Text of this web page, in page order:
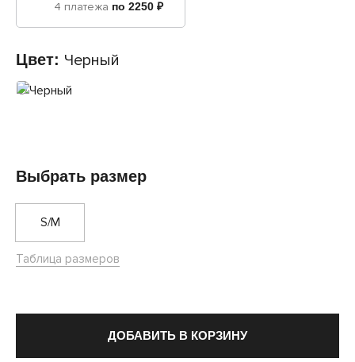
4 платежа по 2250 ₽
Цвет: Черный
Выбрать размер
S/M
Таблица размеров
ДОБАВИТЬ В КОРЗИНУ